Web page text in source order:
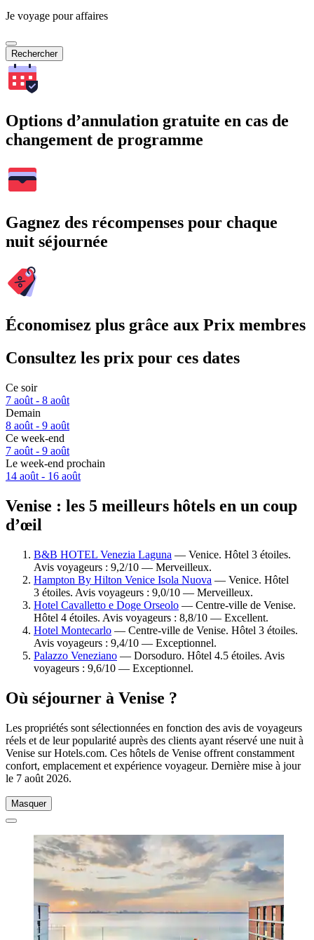
Je voyage pour affaires
Rechercher
Options d’annulation gratuite en cas de
changement de programme
Gagnez des récompenses pour chaque
nuit séjournée
Économisez plus grâce aux Prix membres
Consultez les prix pour ces dates
Ce soir
7 août - 8 août
Demain
8 août - 9 août
Ce week-end
7 août - 9 août
Le week-end prochain
14 août - 16 août
Venise : les 5 meilleurs hôtels en un coup
d’œil
B&B HOTEL Venezia Laguna — Venice. Hôtel 3 étoiles.
Avis voyageurs : 9,2/10 — Merveilleux.
Hampton By Hilton Venice Isola Nuova — Venice. Hôtel
3 étoiles. Avis voyageurs : 9,0/10 — Merveilleux.
Hotel Cavalletto e Doge Orseolo — Centre-ville de Venise.
Hôtel 4 étoiles. Avis voyageurs : 8,8/10 — Excellent.
Hotel Montecarlo — Centre-ville de Venise. Hôtel 3 étoiles.
Avis voyageurs : 9,4/10 — Exceptionnel.
Palazzo Veneziano — Dorsoduro. Hôtel 4.5 étoiles. Avis
voyageurs : 9,6/10 — Exceptionnel.
Où séjourner à Venise ?
Les propriétés sont sélectionnées en fonction des avis de voyageurs
réels et de leur popularité auprès des clients ayant réservé une nuit à
Venise sur Hotels.com. Ces hôtels de Venise offrent constamment
confort, emplacement et expérience voyageur. Dernière mise à jour
le 7 août 2026.
Masquer